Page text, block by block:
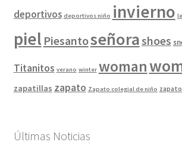
deportivos deportivos niño invierno
piel Piesantoseñorashoes
Titanitos verano winter woman
zapatillas zapato Zapato colegial de niño
Últimas Noticias